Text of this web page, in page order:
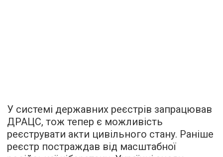
У системі державних реєстрів запрацював
ДРАЦС, тож тепер є можливість
реєструвати акти цивільного стану. Раніше
реєстр постраждав від масштабної